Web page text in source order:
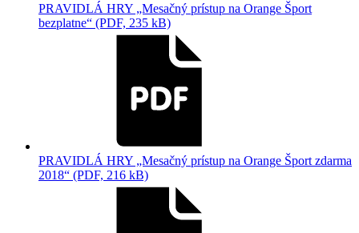
PRAVIDLÁ HRY „Mesačný prístup na Orange Šport
bezplatne“ (PDF, 235 kB)
PRAVIDLÁ HRY „Mesačný prístup na Orange Šport zdarma
2018“ (PDF, 216 kB)